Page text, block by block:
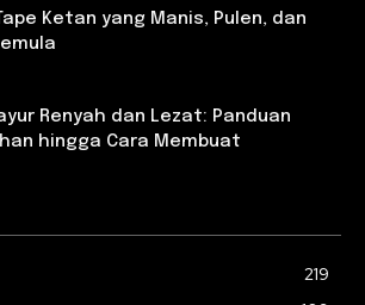
Ketan yang Manis, Pulen, dan
Renyah dan Lezat: Panduan
hingga Cara Membuat
219